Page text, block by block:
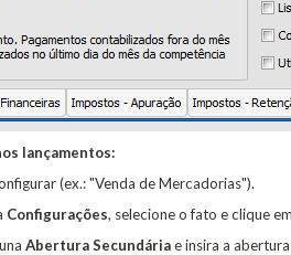
lançamentos:
(ex.: "Venda de Mercadorias").
Configurações, selecione o fato e clique em
Abertura Secundáriae insira a